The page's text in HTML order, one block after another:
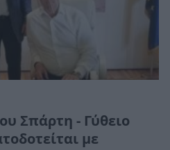
Σπάρτη - Γύθειο
με